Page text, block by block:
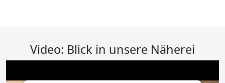
Video: Blick in unsere Näherei